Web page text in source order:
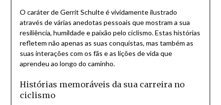
O caráter de Gerrit Schulte é vividamente ilustrado
através de várias anedotas pessoais que mostram a sua
resiliência, humildade e paixão pelo ciclismo. Estas histórias
refletem não apenas as suas conquistas, mas também as
suas interações com os fãs e as lições de vida que
aprendeu ao longo do caminho.
Histórias memoráveis da sua carreira no
ciclismo